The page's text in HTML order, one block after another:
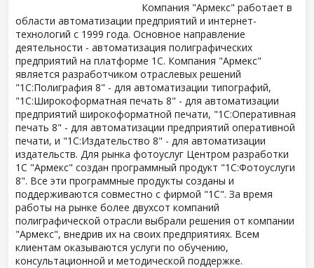
Компания "Армекс" работает в
области автоматизации предприятий и интернет-
технологий с 1999 года. Основное направление
деятельности - автоматизация полиграфических
предприятий на платформе 1С. Компания "Армекс"
является разработчиком отраслевых решений
"1С:Полиграфия 8" - для автоматизации типографий,
"1С:Широкоформатная печать 8" - для автоматизации
предприятий широкоформатной печати, "1С:Оперативная
печать 8" - для автоматизации предприятий оперативной
печати, и "1С:Издательство 8" - для автоматизации
издательств. Для рынка фотоуслуг Центром разработки
1С "Армекс" создан программный продукт "1С:Фотоуслуги
8". Все эти программные продукты созданы и
поддерживаются совместно с фирмой "1С". За время
работы на рынке более двухсот компаний
полиграфической отрасли выбрали решения от компании
"Армекс", внедрив их на своих предприятиях. Всем
клиентам оказываются услуги по обучению,
консультационной и методической поддержке.